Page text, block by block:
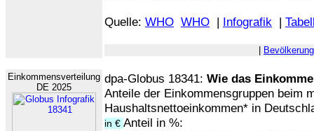
Quelle: WHO WHO | Infografik |
Bevölkerung
Einkommensverteilung
DE 2025
dpa-Globus 18341: Wie das
Anteile der Einkommensgruppen beim
Haushaltsnettoeinkommen* in
in € Anteil in %: